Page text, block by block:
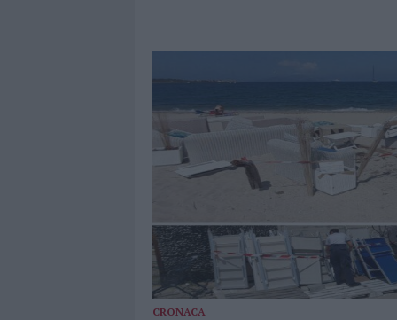
6 AGOSTO 2026 | ALLARME TRUFFE A
6 AGOSTO 2026
NOTRE-DAME DE PARIS
6 AGOSTO 2026 | STRADA SASSARI-OLBIA,
CRONACA